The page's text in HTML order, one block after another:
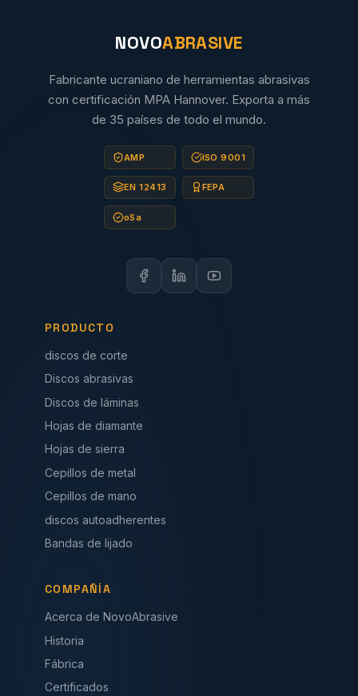
NOVOABRASIVE
Fabricante ucraniano de herramientas abrasivas
con certificación MPA Hannover. Exporta a más
de 35 países de todo el mundo.
AMP ISO 9001
EN 12413 FEPA
oSa
PRODUCTO
discos de corte
Discos abrasivas
Discos de láminas
Hojas de diamante
Hojas de sierra
Cepillos de metal
Cepillos de mano
discos autoadherentes
Bandas de lijado
COMPAÑÍA
Acerca de NovoAbrasive
Historia
Fábrica
Certificados